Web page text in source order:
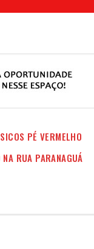
PÉ VERMELHO
RUA PARANAGUÁ